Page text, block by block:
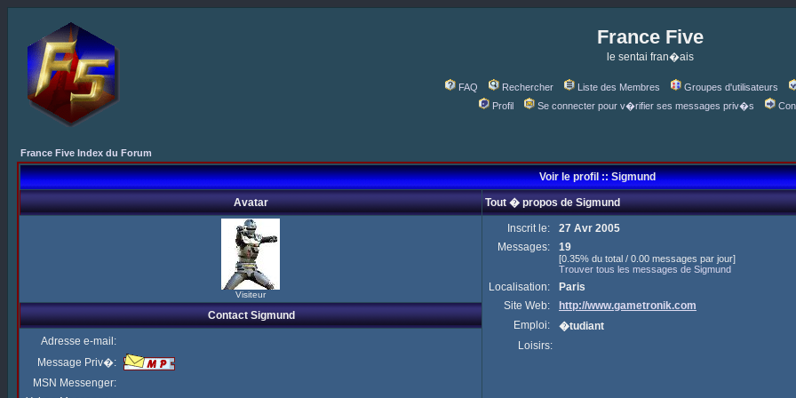
France Five
le sentai fran�ais
FAQ Rechercher Liste des Membres Groupes d'utilisateurs
Profil
Se connecter pour v�rifier ses messages priv�s
France Five Index du Forum
Voir le profil :: Sigmund
Avatar Tout � propos de Sigmund
Visiteur
Inscrit le:
27 Avr 2005
Messages:
19
[0.35% du total / 0.00 messages par jour]
Trouver tous les messages de Sigmund
Localisation:
Paris
Site Web:
http://www.gametronik.com
Emploi:
�tudiant
Loisirs:
Contact Sigmund
Adresse e-mail:
Message Priv�:
MSN Messenger: